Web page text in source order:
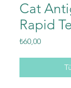
Cat
Rapid
₺60,00Fiyat